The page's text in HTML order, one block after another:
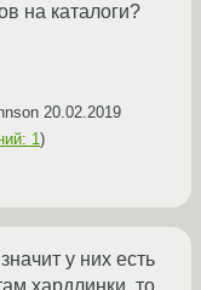
на каталоги?
20.02.2019
1)
у них есть